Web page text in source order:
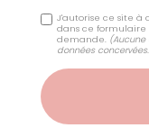
J'autorise ce site à
dans ce
demande.
données